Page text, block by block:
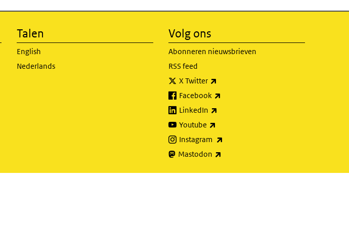
Talen
English
Nederlands
Volg ons
Abonneren nieuwsbrieven
RSS feed
X Twitter
Facebook
LinkedIn
Youtube
Instagram
Mastodon